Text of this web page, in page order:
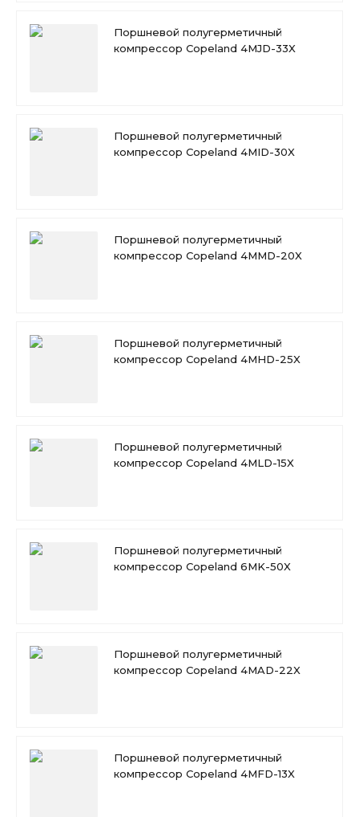
Поршневой полугерметичный
компрессор Copeland 4MJD-33X
Поршневой полугерметичный
компрессор Copeland 4MID-30X
Поршневой полугерметичный
компрессор Copeland 4MMD-20X
Поршневой полугерметичный
компрессор Copeland 4MHD-25X
Поршневой полугерметичный
компрессор Copeland 4MLD-15X
Поршневой полугерметичный
компрессор Copeland 6MK-50X
Поршневой полугерметичный
компрессор Copeland 4MAD-22X
Поршневой полугерметичный
компрессор Copeland 4MFD-13X